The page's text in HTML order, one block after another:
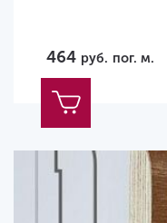
464 руб. пог. м.